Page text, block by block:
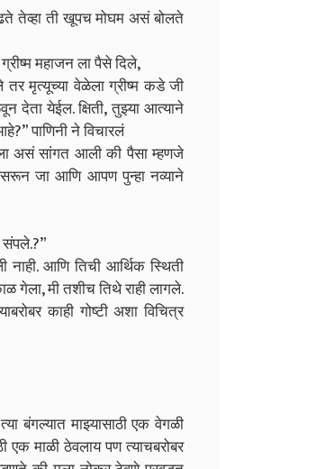
तेव्हा ती खूपच मोघम असं बोलते
महाजन ला पैसे दिले,
तर मृत्यूच्या वेळेला ग्रीष्म कडे जी
देता येईल. क्षिती, तुझ्या आत्याने
पाणिनी ने विचारलं
ला असं सांगत आली की पैसा म्हणजे
जा आणि आपण पुन्हा नव्याने
आणि तिची आर्थिक स्थिती
गेला, मी तशीच तिथे राही लागले.
काही गोष्टी अशा विचित्र
बंगल्यात माझ्यासाठी एक वेगळी
एक माळी ठेवलाय पण त्याचबरोबर